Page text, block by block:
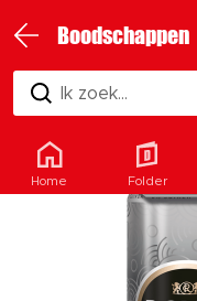
Boodschappen
Ik zoek...
Home Folder